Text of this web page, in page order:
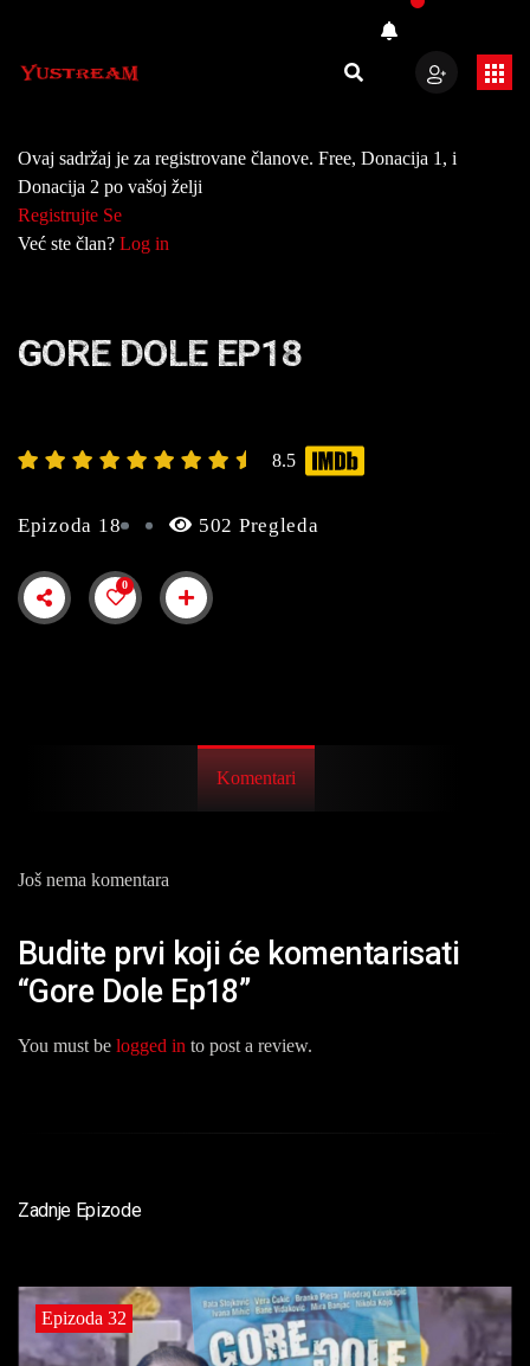
Ovaj sadržaj je za registrovane članove. Free, Donacija 1, i
Donacija 2 po vašoj želji
Registrujte Se
Već ste član? Log in
GORE DOLE EP18
8.5
Epizoda 18 502 Pregleda
0
Komentari
Još nema komentara
Budite prvi koji će komentarisati
“Gore Dole Ep18”
You must be logged in to post a review.
Zadnje Epizode
Epizoda 32